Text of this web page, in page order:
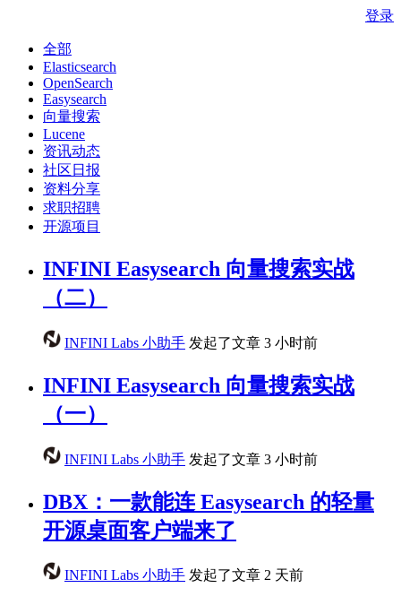
登录
全部
Elasticsearch
OpenSearch
Easysearch
向量搜索
Lucene
资讯动态
社区日报
资料分享
求职招聘
开源项目
INFINI Easysearch 向量搜索实战
（二）
INFINI Labs 小助手 发起了文章 3 小时前
INFINI Easysearch 向量搜索实战
（一）
INFINI Labs 小助手 发起了文章 3 小时前
DBX：一款能连 Easysearch 的轻量
开源桌面客户端来了
INFINI Labs 小助手 发起了文章 2 天前